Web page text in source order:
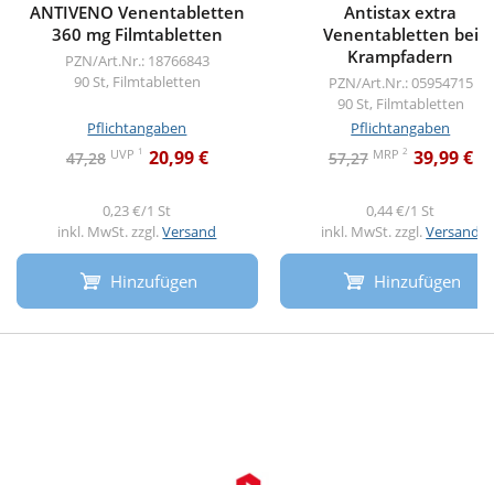
ANTIVENO Venentabletten
360 mg Filmtabletten
PZN/Art.Nr.: 18766843
90 St, Filmtabletten
Pflichtangaben
47,28 UVP 1 20,99 €
0,23 €/1 St
inkl. MwSt. zzgl.Versand
Hinzufügen
Antistax extra
Venentabletten bei
Krampfadern
PZN/Art.Nr.: 05954715
90 St, Filmtabletten
Pflichtangaben
57,27 MRP 2 39,99 €
0,44 €/1 St
inkl. MwSt. zzgl.Versand
Hinzufügen